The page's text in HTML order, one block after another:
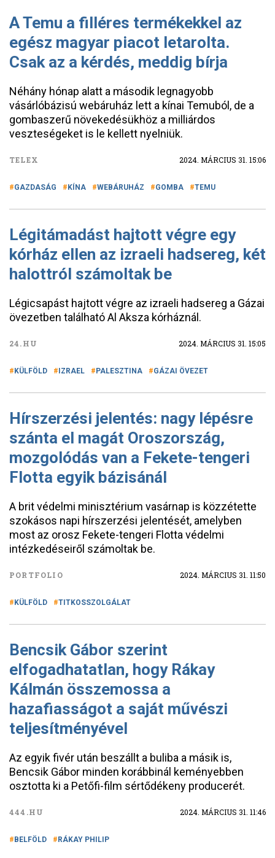
A Temu a filléres termékekkel az
egész magyar piacot letarolta.
Csak az a kérdés, meddig bírja
Néhány hónap alatt a második legnagyobb
vásárlóbázisú webáruház lett a kínai Temuból, de a
gombaszerű növekedésükhöz a milliárdos
veszteségeket is le kellett nyelniük.
TELEX 2024. MÁRCIUS 31. 15:06
GAZDASÁG KÍNA WEBÁRUHÁZ GOMBA TEMU
Légitámadást hajtott végre egy
kórház ellen az izraeli hadsereg, két
halottról számoltak be
Légicsapást hajtott végre az izraeli hadsereg a Gázai
övezetben található Al Aksza kórháznál.
24.HU 2024. MÁRCIUS 31. 15:05
KÜLFÖLD IZRAEL PALESZTINA GÁZAI ÖVEZET
Hírszerzési jelentés: nagy lépésre
szánta el magát Oroszország,
mozgolódás van a Fekete-tengeri
Flotta egyik bázisánál
A brit védelmi minisztérium vasárnap is közzétette
szokásos napi hírszerzési jelentését, amelyben
most az orosz Fekete-tengeri Flotta védelmi
intézkedéseiről számoltak be.
PORTFOLIO 2024. MÁRCIUS 31. 11:50
KÜLFÖLD TITKOSSZOLGÁLAT
Bencsik Gábor szerint
elfogadhatatlan, hogy Rákay
Kálmán összemossa a
hazafiasságot a saját művészi
teljesítményével
Az egyik fivér után beszállt a buliba a másik is,
Bencsik Gábor minden korábbinál keményebben
osztotta ki a Petőfi-film sértődékeny producerét.
444.HU 2024. MÁRCIUS 31. 11:46
BELFÖLD RÁKAY PHILIP